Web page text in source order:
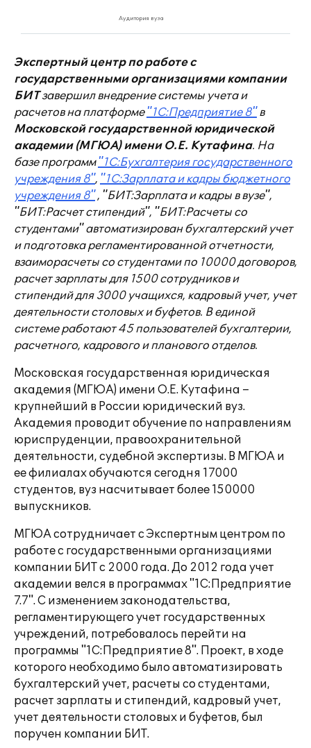
Аудитория вуза
Экспертный центр по работе с
государственными организациями компании
БИТзавершил внедрение системы учета и
расчетов на платформе "1С:Предприятие 8"в
Московской государственной юридической
академии (МГЮА) имени О.Е. Кутафина. На
базе программ "1С:Бухгалтерия государственного
учреждения 8", "1С:Зарплата и кадры бюджетного
учреждения 8", "БИТ:Зарплата и кадры в вузе",
"БИТ:Расчет стипендий", "БИТ:Расчеты со
студентами" автоматизирован бухгалтерский учет
и подготовка регламентированной отчетности,
взаиморасчеты со студентами по 10000 договоров,
расчет зарплаты для 1500 сотрудников и
стипендий для 3000 учащихся, кадровый учет, учет
деятельности столовых и буфетов. В единой
системе работают 45 пользователей бухгалтерии,
расчетного, кадрового и планового отделов.
Московская государственная юридическая
академия (МГЮА) имени О.Е. Кутафина –
крупнейший в России юридический вуз.
Академия проводит обучение по направлениям
юриспруденции, правоохранительной
деятельности, судебной экспертизы. В МГЮА и
ее филиалах обучаются сегодня 17000
студентов, вуз насчитывает более 150000
выпускников.
МГЮА сотрудничает с Экспертным центром по
работе с государственными организациями
компании БИТ с 2000 года. До 2012 года учет
академии велся в программах "1С:Предприятие
7.7". С изменением законодательства,
регламентирующего учет государственных
учреждений, потребовалось перейти на
программы "1С:Предприятие 8". Проект, в ходе
которого необходимо было автоматизировать
бухгалтерский учет, расчеты со студентами,
расчет зарплаты и стипендий, кадровый учет,
учет деятельности столовых и буфетов, был
поручен компании БИТ.